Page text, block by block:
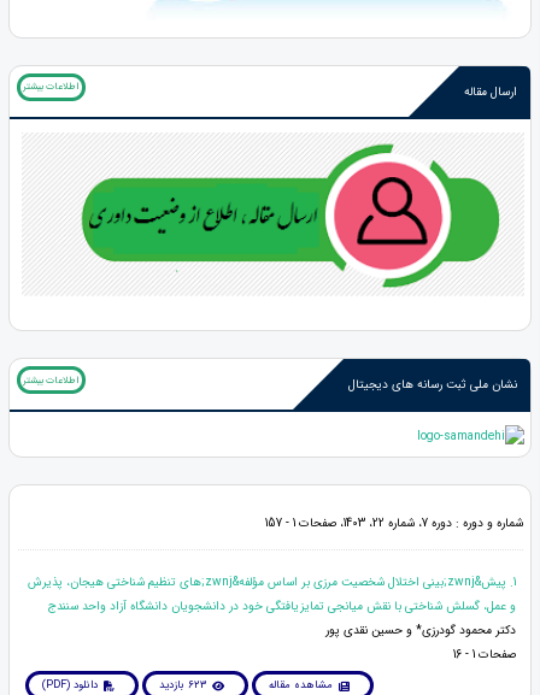
ارسال مقاله اطلاعات بیشتر
نشان ملی ثبت رسانه های دیجیتال اطلاعات بیشتر
شماره و دوره : دوره 7، شماره 22، 1403، صفحات 1 - 157
1. پیش&zwnj;بینی اختلال شخصیت مرزی بر اساس مؤلفه&zwnj;های تنظیم شناختی هیجان، پذیرش
و عمل، گسلش شناختی با نقش میانجی تمایزیافتگی خود در دانشجویان دانشگاه آزاد واحد سنندج
دکتر محمود گودرزی* و حسین نقدی پور
صفحات 1 - 16
مشاهده مقاله 623 بازدید دانلود (PDF)